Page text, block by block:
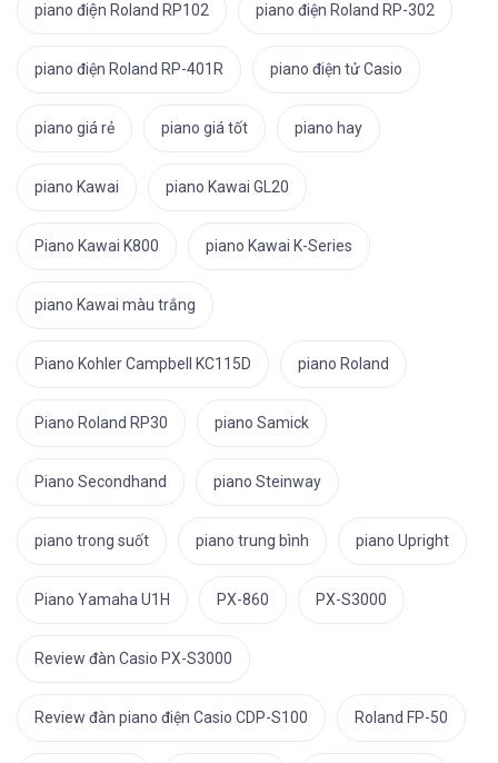
piano điện Roland RP102 piano điện Roland RP-302
piano điện Roland RP-401R piano điện tử Casio
piano giá rẻ piano giá tốt piano hay
piano Kawai piano Kawai GL20
Piano Kawai K800 piano Kawai K-Series
piano Kawai màu trắng
Piano Kohler Campbell KC115D piano Roland
Piano Roland RP30 piano Samick
Piano Secondhand piano Steinway
piano trong suốt piano trung bình piano Upright
Piano Yamaha U1H PX-860 PX-S3000
Review đàn Casio PX-S3000
Review đàn piano điện Casio CDP-S100 Roland FP-50